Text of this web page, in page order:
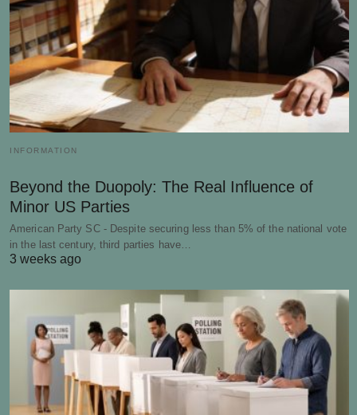
INFORMATION
Beyond the Duopoly: The Real Influence of
Minor US Parties
American Party SC - Despite securing less than 5% of the national vote
in the last century, third parties have…
3 weeks ago